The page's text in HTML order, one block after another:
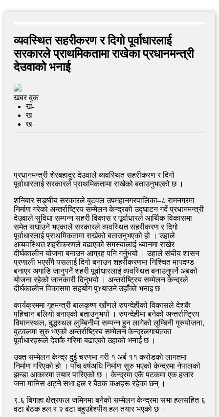
व्यवस्थित सहरीकरण र दिगो पूर्वाधारलाई
सरकारले प्राथमिकतामा राखेका प्रधानमन्त्री
देउवाको भनाई
खबर बुक
ख-
ख
ख+
प्रधानमन्त्री शेरबहादुर देउवाले व्यवस्थित सहरीकरण र दिगो
पूर्वाधारलाई सरकारले प्राथमिकतामा राखेको बताउनुभएको छ ।
शनिबार सङ्घीय सरकारले बुटवल उपमहानगरपालिका–८ रामनगरमा
निर्माण गरेको अन्तर्राष्ट्रिय सम्मेलन केन्द्रको उद्घाटन गर्दे प्रधानमन्त्री
देउवाले सुविधा सम्पन्न सहरी विकास र पूर्वाधारले आर्थिक विकासमा
समेत सघाउने भएकाले सरकारले व्यवस्थित सहरीकरण र दिगो
पूर्वाधारलाई प्राथमिकतामा राखेको बताउनुभएको हो । उहाले
अव्यवस्थित शहरीकरणले बढाएको समस्यालाई ध्यानमा राखेर
दीर्घकालीन योजना बनाउन आग्रह पनि गर्नुभयो । उहाले संघीय शासन
प्रणाली भएसँगै यसलाई दिगो बनाउन शहरीकरणमा निश्चित मापदण्ड
बनाएर अगाडि जानुपर्ने शहरी पूर्वाधारलाई व्यवस्थित बनाउनुपर्ने अबको
योजना रहेको जानकारी दिनुभयो । अन्तर्राष्ट्रिय सम्मेलन केन्द्रले
दीर्घकालीन विकासमा सहयोग पु¥याउने उहाँको भनाइ छ ।
कार्यक्रममा गृहमन्त्री बालकृष्ण खाँणले रुपन्देहीको विकासले देशकै
पहिचान बलियो बनाएको बताउनुभयो । रुपन्देहीमा बनेको अन्तर्राष्ट्रिय
विमानस्थल, बुद्धस्थल लुम्बिनीमा सम्पन्न हुन लागेको लुम्बिनी गुरुयोजना,
बुटवलमा सुरु भएको अन्तर्राष्ट्रिय सम्मेलन केन्द्रलगायतका
पूर्वाधारहरूले देशकै गरिमा बढाएको उहाको भनाई छ ।
उक्त सम्मेलन केन्द्र दुई चरणमा गरी १ अर्ब ११ करोडको लागतमा
निर्माण गरिएको हो । पाँच वर्षअघि निर्माण सुरु भएको केन्द्रमा नेपालको
झन्डा आकारमा तयार पारिएको छ । केन्द्रमा एकै पटकमा एक हजार
जना मानिस अट्ने सभा हल र बैठक कक्षहरू रहेका छन् ।
९.६ बिगाहा क्षेत्रफल जमिनमा बनेको सम्मेलन केन्द्रमा सभा हलसहित ६
वटा बैठक हल र २ वटा बहुउद्देश्यीय हल तयार भएको छ ।